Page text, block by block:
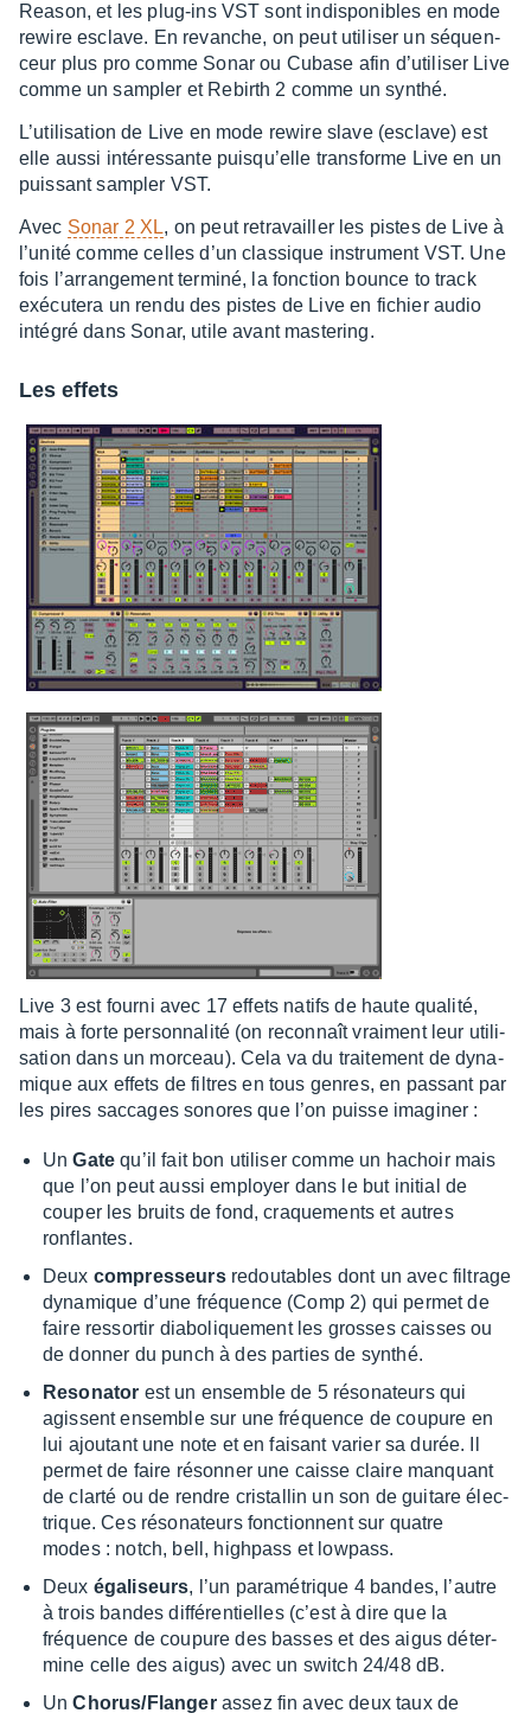
Reason, et les plug-ins VST sont indis­po­nibles en mode
rewire esclave. En revanche, on peut utili­ser un séquen­
ceur plus pro comme Sonar ou Cubase afin d’uti­li­ser Live
comme un sampler et Rebirth 2 comme un synthé.
L’uti­li­sa­tion de Live en mode rewire slave (esclave) est
elle aussi inté­res­sante puisqu’elle trans­forme Live en un
puis­sant sampler VST.
Avec Sonar 2 XL, on peut retra­vailler les pistes de Live à
l’unité comme celles d’un clas­sique instru­ment VST. Une
fois l’ar­ran­ge­ment terminé, la fonc­tion bounce to track
exécu­tera un rendu des pistes de Live en fichier audio
inté­gré dans Sonar, utile avant maste­ring.
Les effets
Live 3 est fourni avec 17 effets natifs de haute qualité,
mais à forte person­na­lité (on recon­naît vrai­ment leur utili­
sa­tion dans un morceau). Cela va du trai­te­ment de dyna­
mique aux effets de filtres en tous genres, en passant par
les pires saccages sonores que l’on puisse imagi­ner :
UnGate qu’il fait bon utili­ser comme un hachoir mais
que l’on peut aussi employer dans le but initial de
couper les bruits de fond, craque­ments et autres
ronflantes.
Deux compres­seursredou­tables dont un avec filtrage
dyna­mique d’une fréquence (Comp 2) qui permet de
faire ressor­tir diabo­lique­ment les grosses caisses ou
de donner du punch à des parties de synthé.
Reso­na­tor est un ensemble de 5 réso­na­teurs qui
agissent ensemble sur une fréquence de coupure en
lui ajou­tant une note et en faisant varier sa durée. Il
permet de faire réson­ner une caisse claire manquant
de clarté ou de rendre cris­tal­lin un son de guitare élec­
trique. Ces réso­na­teurs fonc­tionnent sur quatre
modes : notch, bell, high­pass et lowpass.
Deux égali­seurs, l’un para­mé­trique 4 bandes, l’autre
à trois bandes diffé­ren­tielles (c’est à dire que la
fréquence de coupure des basses et des aigus déter­
mine celle des aigus) avec un switch 24/48 dB.
UnChorus/Flan­gerassez fin avec deux taux de